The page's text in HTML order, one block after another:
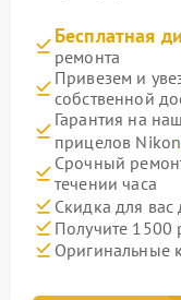
Бесплатная
ремонта
Привезем и
собственной
Гарантия на
прицелов
Срочный
течении часа
Скидка для вас
Получите 1500
Оригинальные